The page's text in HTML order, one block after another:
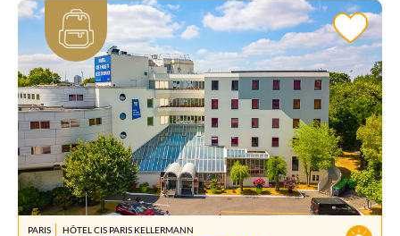
ENVIE D'AILLEURS
PARIS HÔTEL CIS PARIS KELLERMANN